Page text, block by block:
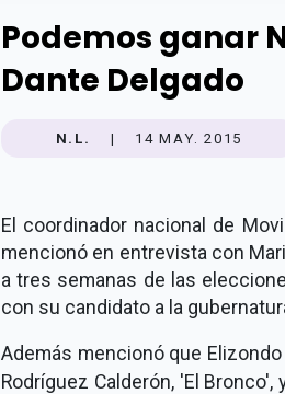
Podemos ganar
Dante Delgado
N.L. | 14 MAY. 2015
El coordinador nacional de
mencionó en entrevista con
a tres semanas de las
con su candidato a la
Además mencionó que
Rodríguez Calderón, 'El